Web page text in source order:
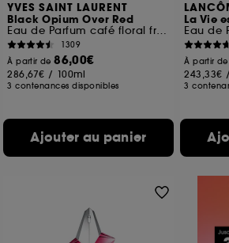
YVES SAINT LAURENT
Black Opium Over Red
Eau de Parfum café floral fruité pour femme
1309
À partir de86,00€
286,67€ / 100ml
3 contenances disponibles
Ajouter au panier
La Vie
Eau de
À partir de
243,33€ /
3